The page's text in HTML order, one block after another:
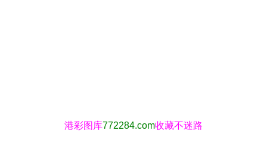
港彩图库772284.com收藏不迷路